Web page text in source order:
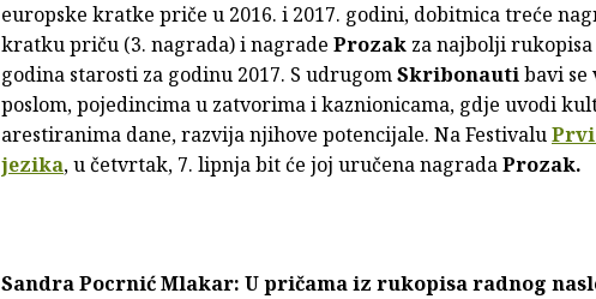
europske kratke priče u 2016. i 2017. godini, dobitnica treće
kratku priču (3. nagrada) i nagrade Prozak za najbolji
godina starosti za godinu 2017. S udrugomSkribonautibavi
poslom, pojedincima u zatvorima i kaznionicama, gdje uvodi
arestiranima dane, razvija njihove potencijale. Na Festivalu
jezika, u četvrtak, 7. lipnja bit će joj uručena nagradaProzak.
Sandra Pocrnić Mlakar: U pričama iz rukopisa radnog